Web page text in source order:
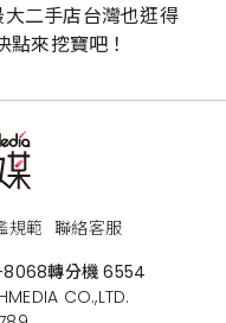
大二手店台灣也逛得
來挖寶吧！
規範 聯絡客服
轉分機 6554
CO.,LTD.